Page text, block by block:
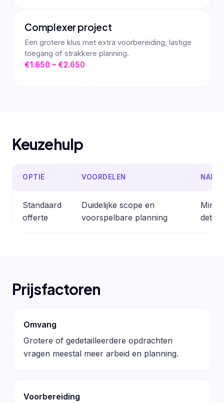
Complexer project
Een grotere klus met extra voorbereiding, lastige
toegang of strakkere planning.
€1.650 – €2.650
Keuzehulp
OPTIE VOORDELEN
Standaard
offerte
Duidelijke scope en
voorspelbare planning
Prijsfactoren
Omvang
Grotere of gedetailleerdere opdrachten
vragen meestal meer arbeid en planning.
Voorbereiding